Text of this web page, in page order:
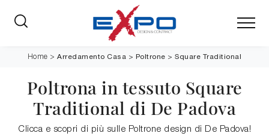
Home >Arredamento Casa > Poltrone >Square Traditional
Poltrona in tessuto Square
Traditional di De Padova
Clicca e scopri di più sulle Poltrone design di De Padova!